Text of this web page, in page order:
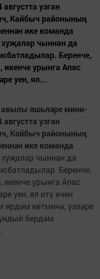
узган
Кайбыч районының
ике команда
чыннан да
Беренче,
икенче урынга Апас
уен, ял...
авылы яшьләре мини-
узган
Кайбыч районының
ике команда
чыннан да
Беренче,
икенче урынга Апас
уен, ял итү өчен
ярдәм көтмичә, үзләре
бердәм